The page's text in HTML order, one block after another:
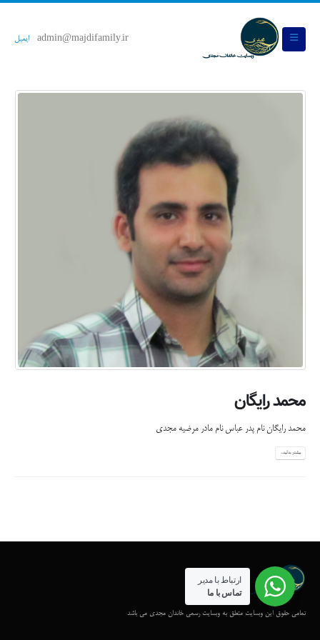
admin@majdifamily.ir ایمیل
محمد رایگان
محمد رایگان نام پدر عباس نام مادر مرضیه مجدی
بیشتر بدانید...
تمامی حقوق این وبسایت متعلق به وبسایت رسمی خاندان مجدی می باشد
ارتباط با مدیر
تماس با ما